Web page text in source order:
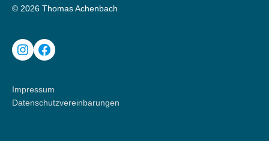
© 2026 Thomas Achenbach
Instagram
Facebook
Impressum
Datenschutzvereinbarungen